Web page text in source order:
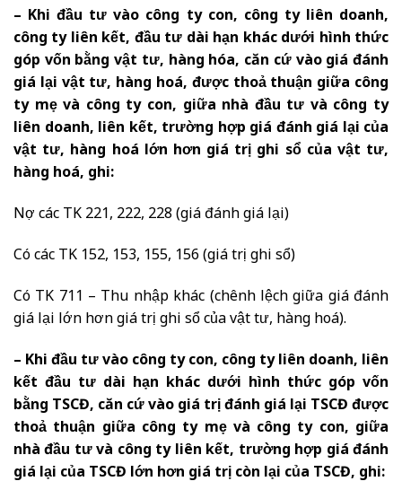
– Khi đầu tư vào công ty con, công ty liên doanh,
công ty liên kết, đầu tư dài hạn khác dưới hình thức
góp vốn bằng vật tư, hàng hóa, căn cứ vào giá đánh
giá lại vật tư, hàng hoá, được thoả thuận giữa công
ty mẹ và công ty con, giữa nhà đầu tư và công ty
liên doanh, liên kết, trường hợp giá đánh giá lại của
vật tư, hàng hoá lớn hơn giá trị ghi sổ của vật tư,
hàng hoá, ghi:
Nợ các TK 221, 222, 228 (giá đánh giá lại)
Có các TK 152, 153, 155, 156 (giá trị ghi sổ)
Có TK 711 – Thu nhập khác (chênh lệch giữa giá đánh
giá lại lớn hơn giá trị ghi sổ của vật tư, hàng hoá).
– Khi đầu tư vào công ty con, công ty liên doanh, liên
kết đầu tư dài hạn khác dưới hình thức góp vốn
bằng TSCĐ, căn cứ vào giá trị đánh giá lại TSCĐ được
thoả thuận giữa công ty mẹ và công ty con, giữa
nhà đầu tư và công ty liên kết, trường hợp giá đánh
giá lại của TSCĐ lớn hơn giá trị còn lại của TSCĐ, ghi: